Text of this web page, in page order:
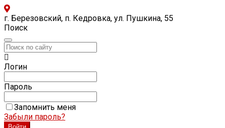
г. Березовский, п. Кедровка, ул. Пушкина, 55
Поиск
Логин
Пароль
Запомнить меня
Забыли пароль?